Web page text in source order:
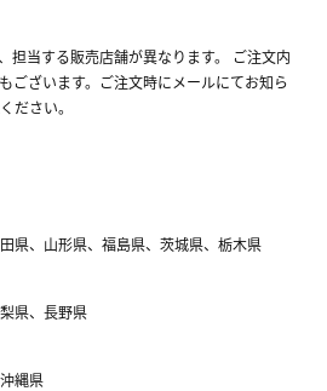
担当する販売店舗が異なります。 ご注文内
ございます。ご注文時にメールにてお知ら
ださい。
県、山形県、福島県、茨城県、栃木県
県、長野県
縄県